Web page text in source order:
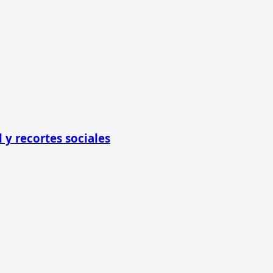
recortes sociales